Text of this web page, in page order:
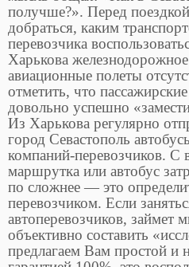
получше?». Перед
добраться, каким
перевозчика
Харькова
авиационные полеты
отметить, что
довольно успешно
Из Харькова регулярно
город Севастополь
компаний-перевозчиков. С
маршрутка или автобус
по сложнее — это
перевозчиком. Если
автоперевозчиков, займет
объективно составить
предлагаем Вам простой и